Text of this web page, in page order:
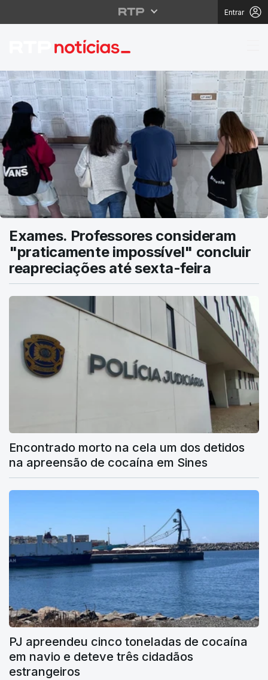
Entrar
RTP Notícias
Exames. Professores consideram
"praticamente impossível" concluir
reapreciações até sexta-feira
Encontrado morto na cela um dos detidos
na apreensão de cocaína em Sines
PJ apreendeu cinco toneladas de cocaína
em navio e deteve três cidadãos
estrangeiros